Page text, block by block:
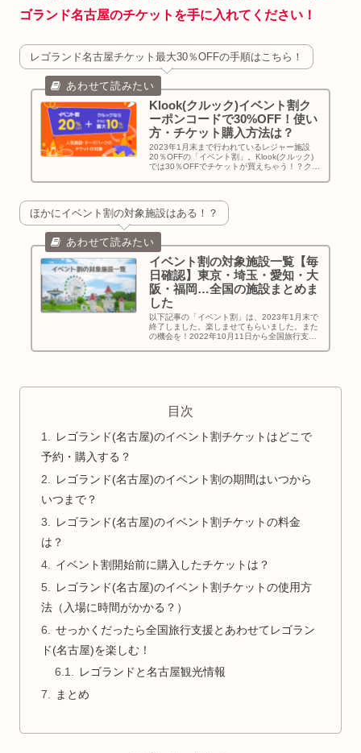
ゴランド名古屋のチケットを手に入れてください！
レゴランド名古屋チケット最大30％OFFの手順はこちら！
Klook(クルック)イベント割ク
ーポンコードで30%OFF！使い
方・チケット購入方法は？
2023年1月末まで行われているレジャー施設
20％OFFの「イベント割」。Klook(クルック)
では30％OFFでチケットが買えちゃう！？クー
る方法・当日のバウチャーの使い方についてお
ほかにイベント割の対象施設はある！？
イベント割の対象施設一覧【毎
日確認】東京・埼玉・愛知・大
阪・福岡…全国の施設まとめま
した
以下記事の「イベント割」は、2023年1月末で
終了しました。楽しませてもらいました。また
の機会を！2022年10月11日から全国旅行支援
目次
レゴランド(名古屋)のイベント割チケットはどこで
予約・購入する？
レゴランド(名古屋)のイベント割の期間はいつから
いつまで？
レゴランド(名古屋)のイベント割チケットの料金
は？
イベント割開始前に購入したチケットは？
レゴランド(名古屋)のイベント割チケットの使用方
法（入場に時間がかかる？）
せっかくだったら全国旅行支援とあわせてレゴラン
ド(名古屋)を楽しむ！
レゴランドと名古屋観光情報
まとめ